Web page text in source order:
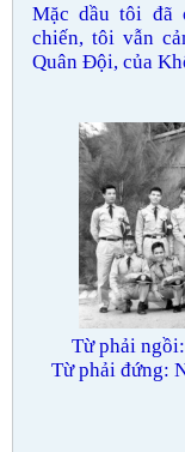
Mặc dầu tôi đã
chiến, tôi vẫn
Quân Đội, của
Từ phải
Từ phải đứng: